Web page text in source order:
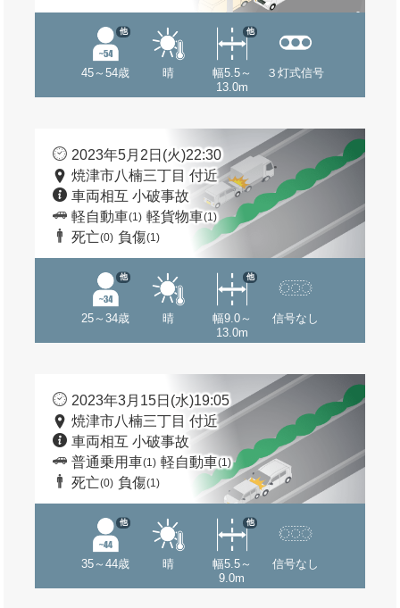
45～54歳
他
晴
幅5.5～
13.0m
他
３灯式信号
2023年5月2日(火)22:30
焼津市八楠三丁目 付近
車両相互 小破事故
軽自動車(1) 軽貨物車(1)
死亡(0) 負傷(1)
25～34歳
他
晴
幅9.0～
13.0m
他
信号なし
2023年3月15日(水)19:05
焼津市八楠三丁目 付近
車両相互 小破事故
普通乗用車(1) 軽自動車(1)
死亡(0) 負傷(1)
35～44歳
他
晴
幅5.5～
9.0m
他
信号なし